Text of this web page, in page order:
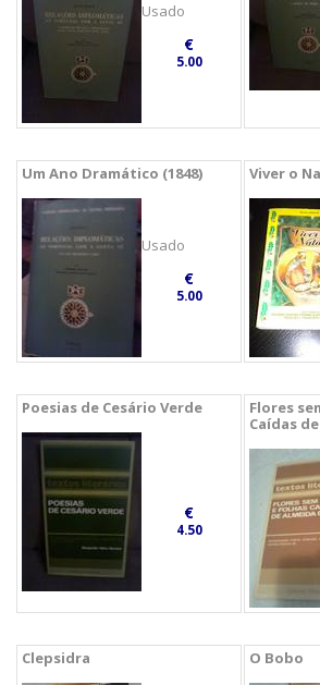
Usado
€
5.00
Um Ano Dramático (1848)
Usado
€
5.00
Viver o
Poesias de Cesário Verde
€
4.50
Flores
Caídas
Clepsidra O Bobo